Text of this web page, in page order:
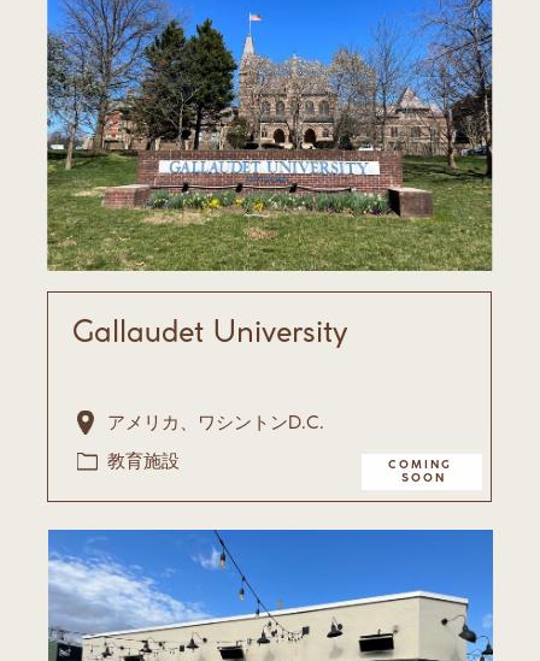
Gallaudet University
アメリカ、ワシントンD.C.
教育施設
COMING ​
SOON